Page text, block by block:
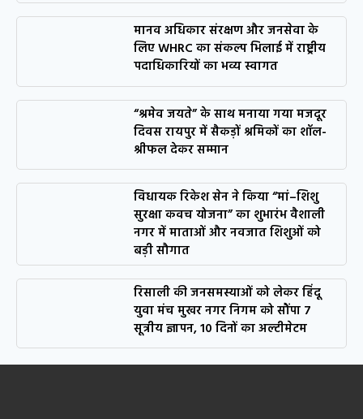
मानव अधिकार संरक्षण और जनसेवा के
लिए WHRC का संकल्प भिलाई में राष्ट्रीय
पदाधिकारियों का भव्य स्वागत
“श्रमेव जयते” के साथ मनाया गया मजदूर
दिवस रायपुर में सैकड़ों श्रमिकों का शॉल-
श्रीफल देकर सम्मान
विधायक रिकेश सेन ने किया “मां–शिशु
सुरक्षा कवच योजना” का शुभारंभ वैशाली
नगर में माताओं और नवजात शिशुओं को
बड़ी सौगात
रिसाली की जनसमस्याओं को लेकर हिंदू
युवा मंच मुखर नगर निगम को सौंपा 7
सूत्रीय ज्ञापन, 10 दिनों का अल्टीमेटम